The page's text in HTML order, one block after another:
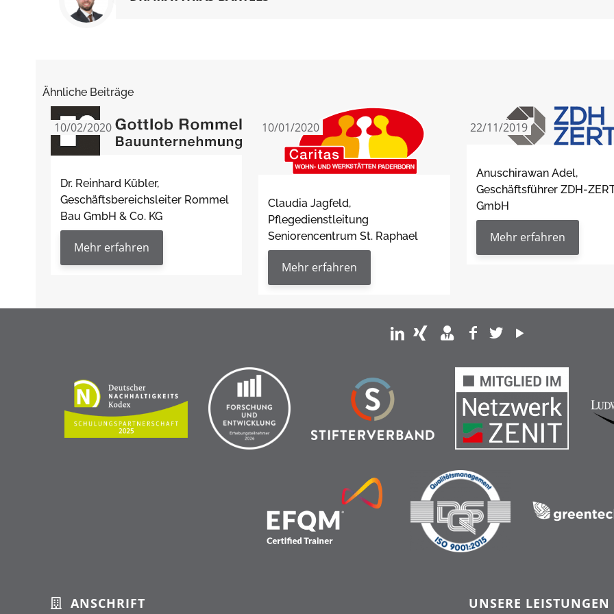
Ähnliche Beiträge
10/02/2020
Dr. Reinhard Kübler,
Geschäftsbereichsleiter Rommel
Bau GmbH & Co. KG
Mehr erfahren
10/01/2020
Claudia Jagfeld,
Pflegedienstleitung
Seniorencentrum St. Raphael
Mehr erfahren
22/11/2019
Anuschirawan Adel,
Geschäftsführer ZDH-
GmbH
Mehr erfahren
ANSCHRIFT UNSERE LEISTUNGEN